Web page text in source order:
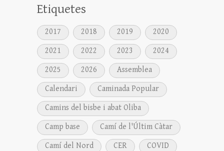
Etiquetes
2017 2018 2019
2020
2021
2022 2023
2024
2025
2026
Assemblea
Calendari
Caminada Popular
Camins del bisbe i abat Oliba
Camp base
Camí de l'Últim Càtar
Camí del Nord
CER
COVID